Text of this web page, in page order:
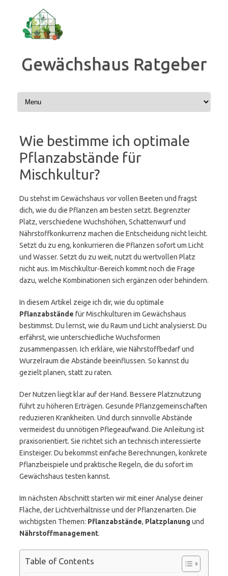
springen
Gewächshaus Ratgeber
Wie bestimme ich optimale
Pflanzabstände für
Mischkultur?
Du stehst im Gewächshaus vor vollen Beeten und fragst
dich, wie du die Pflanzen am besten setzt. Begrenzter
Platz, verschiedene Wuchshöhen, Schattenwurf und
Nährstoffkonkurrenz machen die Entscheidung nicht leicht.
Setzt du zu eng, konkurrieren die Pflanzen sofort um Licht
und Wasser. Setzt du zu weit, nutzt du wertvollen Platz
nicht aus. Im Mischkultur-Bereich kommt noch die Frage
dazu, welche Kombinationen sich ergänzen oder behindern.
In diesem Artikel zeige ich dir, wie du optimale
Pflanzabstände für Mischkulturen im Gewächshaus
bestimmst. Du lernst, wie du Raum und Licht analysierst. Du
erfährst, wie unterschiedliche Wuchsformen
zusammenpassen. Ich erkläre, wie Nährstoffbedarf und
Wurzelraum die Abstände beeinflussen. So kannst du
gezielt planen, statt zu raten.
Der Nutzen liegt klar auf der Hand. Bessere Platznutzung
führt zu höheren Erträgen. Gesunde Pflanzgemeinschaften
reduzieren Krankheiten. Und durch sinnvolle Abstände
vermeidest du unnötigen Pflegeaufwand. Die Anleitung ist
praxisorientiert. Sie richtet sich an technisch interessierte
Einsteiger. Du bekommst einfache Berechnungen, konkrete
Pflanzbeispiele und praktische Regeln, die du sofort im
Gewächshaus testen kannst.
Im nächsten Abschnitt starten wir mit einer Analyse deiner
Fläche, der Lichtverhältnisse und der Pflanzenarten. Die
wichtigsten Themen: Pflanzabstände, Platzplanung und
Nährstoffmanagement.
Table of Contents